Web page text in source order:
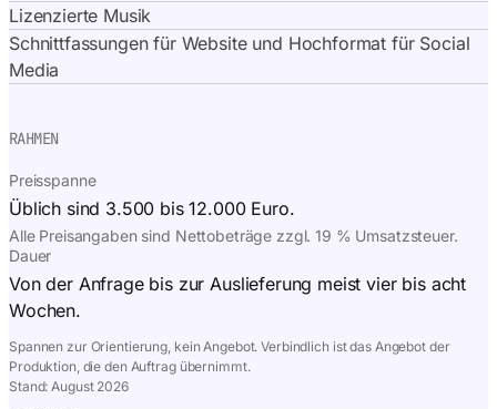
Lizenzierte Musik
Schnittfassungen für Website und Hochformat für Social
Media
RAHMEN
Preisspanne
Üblich sind 3.500 bis 12.000 Euro.
Alle Preisangaben sind Nettobeträge zzgl. 19 % Umsatzsteuer.
Dauer
Von der Anfrage bis zur Auslieferung meist vier bis acht
Wochen.
Spannen zur Orientierung, kein Angebot. Verbindlich ist das Angebot der
Produktion, die den Auftrag übernimmt.
Stand:August 2026